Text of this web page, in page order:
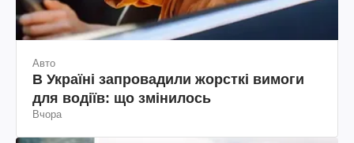
Авто
В Україні запровадили жорсткі вимоги
для водіїв: що змінилось
Вчора